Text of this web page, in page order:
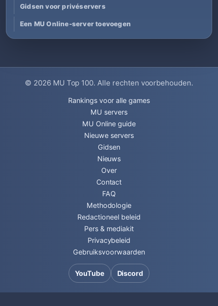
Gidsen voor privéservers
Een MU Online-server toevoegen
© 2026 MU Top 100. Alle rechten voorbehouden.
Rankings voor alle games
MU servers
MU Online guide
Nieuwe servers
Gidsen
Nieuws
Over
Contact
FAQ
Methodologie
Redactioneel beleid
Pers & mediakit
Privacybeleid
Gebruiksvoorwaarden
YouTube Discord